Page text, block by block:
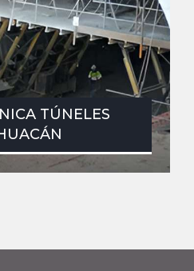
TÚNELES